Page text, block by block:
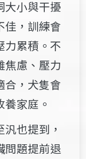
大小與干擾
佳，訓練會
力累積。不
焦慮、壓力
合，犬隻會
家庭。
也提到，
問題提前退